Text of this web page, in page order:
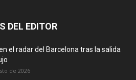
DEL EDITOR
el radar del Barcelona tras la salida
de 2026